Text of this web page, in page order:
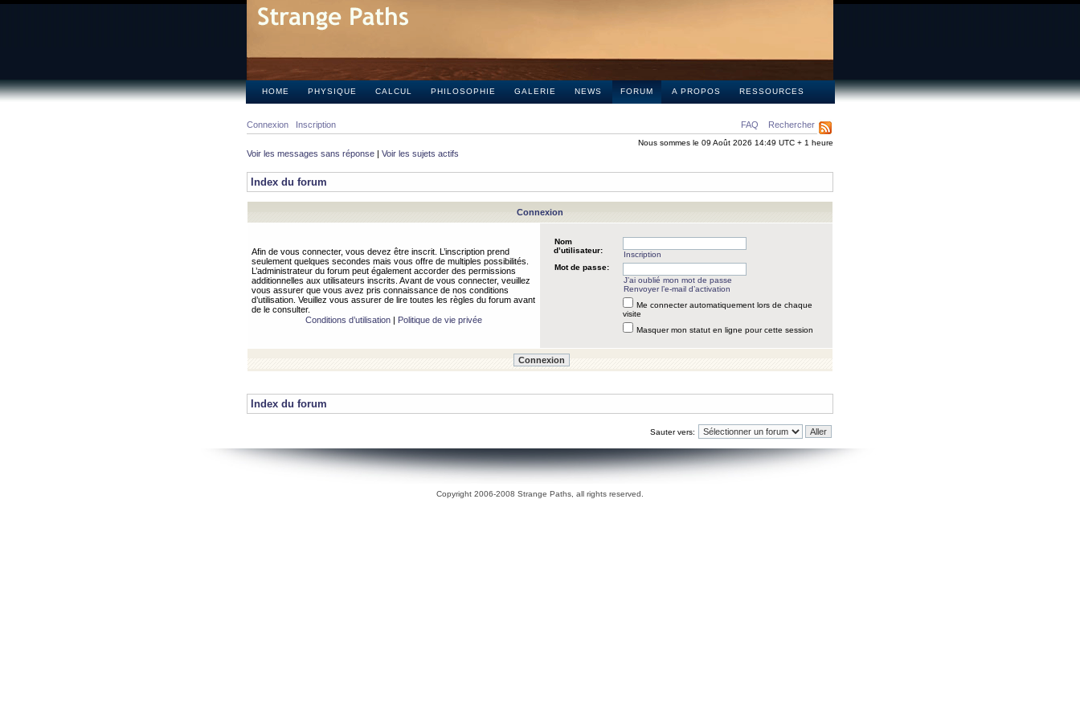
HOME PHYSIQUE CALCUL PHILOSOPHIE GALERIE NEWS FORUM A PROPOS RESSOURCES
FAQ Rechercher
Connexion Inscription
Nous sommes le 09 Août 2026 14:49 UTC + 1 heure
Voir les messages sans réponse | Voir les sujets actifs
Index du forum
Connexion
Afin de vous connecter, vous devez être inscrit. L’inscription prend
seulement quelques secondes mais vous offre de multiples possibilités.
L’administrateur du forum peut également accorder des permissions
additionnelles aux utilisateurs inscrits. Avant de vous connecter, veuillez
vous assurer que vous avez pris connaissance de nos conditions
d’utilisation. Veuillez vous assurer de lire toutes les règles du forum avant
de le consulter.
Conditions d’utilisation| Politique de vie privée
Nom
d’utilisateur:
Inscription
Mot de passe:
J’ai oublié mon mot de passe
Renvoyer l’e-mail d’activation
Me connecter automatiquement lors de chaque
visite
Masquer mon statut en ligne pour cette session
Index du forum
Sauter vers:
Copyright 2006-2008 Strange Paths, all rights reserved.